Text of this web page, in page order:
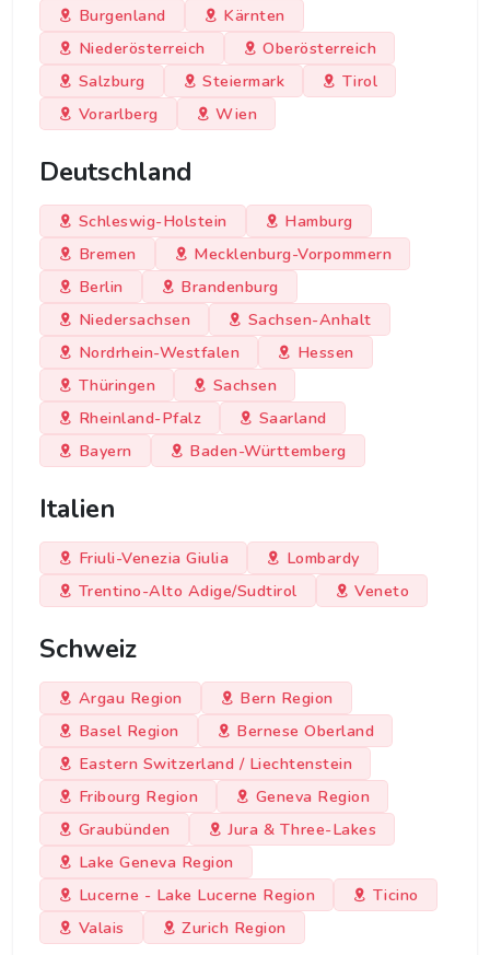
Burgenland
Kärnten
Niederösterreich
Oberösterreich
Salzburg
Steiermark
Tirol
Vorarlberg
Wien
Deutschland
Schleswig-Holstein
Hamburg
Bremen
Mecklenburg-Vorpommern
Berlin
Brandenburg
Niedersachsen
Sachsen-Anhalt
Nordrhein-Westfalen
Hessen
Thüringen
Sachsen
Rheinland-Pfalz
Saarland
Bayern
Baden-Württemberg
Italien
Friuli-Venezia Giulia
Lombardy
Trentino-Alto Adige/Sudtirol
Veneto
Schweiz
Argau Region
Bern Region
Basel Region
Bernese Oberland
Eastern Switzerland / Liechtenstein
Fribourg Region
Geneva Region
Graubünden
Jura & Three-Lakes
Lake Geneva Region
Lucerne - Lake Lucerne Region
Ticino
Valais
Zurich Region